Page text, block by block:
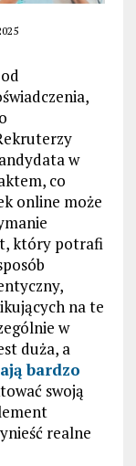
w
co
online może
który potrafi
na te
w
duża, a
bardzo
swoją
realne